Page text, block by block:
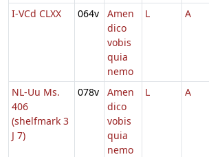
I-VCd CLXX 064v
Amen
dico
vobis
quia
nemo
L A
NL-Uu Ms.
406
(shelfmark 3
J 7)
078v
Amen
dico
vobis
quia
nemo
L A